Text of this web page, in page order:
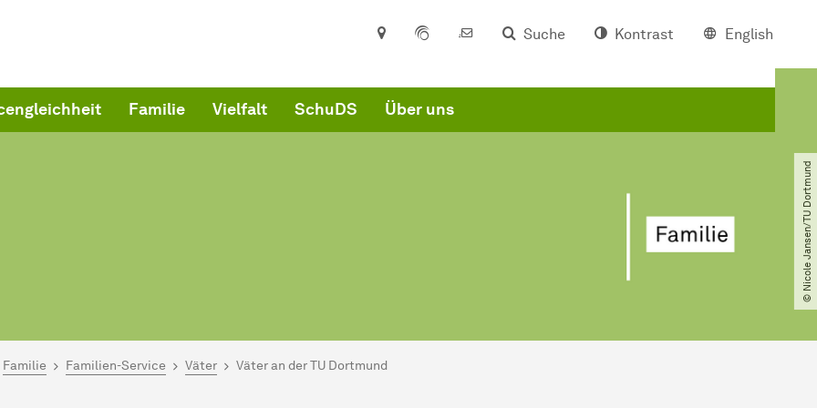
Suche Kontrast English
Familie Vielfalt SchuDS Über uns
© Nicole Jansen​/​TU Dortmund
hier:
Familie Familien-Service Väter Väter an der TU Dortmund